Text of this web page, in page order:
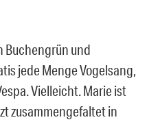
Buchengrün und
jede Menge Vogelsang,
Vielleicht. Marie ist
zusammengefaltet in